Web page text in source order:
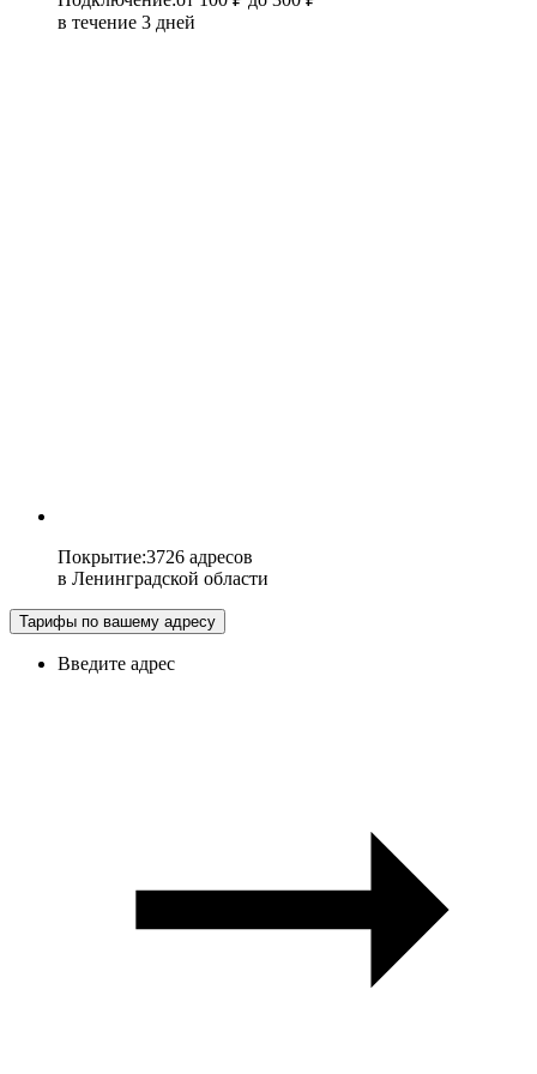
в течение 3 дней
Покрытие:3726 адресов
в Ленинградской области
Тарифы по вашему адресу
Введите адрес